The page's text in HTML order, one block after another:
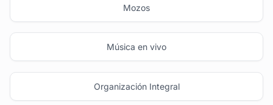
Mozos
Música en vivo
Organización Integral